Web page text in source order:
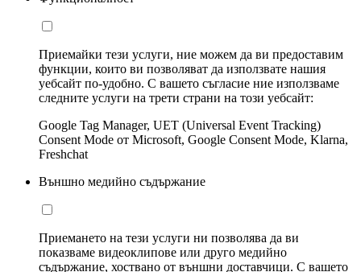
Приемайки тези услуги, ние можем да ви предоставим
функции, които ви позволяват да използвате нашия
уебсайт по-удобно. С вашето съгласие ние използваме
следните услуги на трети страни на този уебсайт:
Google Tag Manager, UET (Universal Event Tracking)
Consent Mode от Microsoft, Google Consent Mode, Klarna,
Freshchat
Външно медийно съдържание
Приемането на тези услуги ни позволява да ви
показваме видеоклипове или друго медийно
съдържание, хоствано от външни доставчици. С вашето